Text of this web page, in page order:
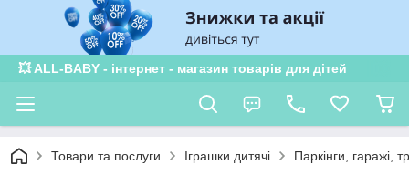
💥 ALL-BABY - інтернет - магазин товарів для дітей
Товари та послуги Іграшки дитячі Паркінги, гаражі,